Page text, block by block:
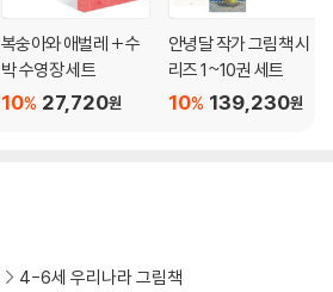
복숭아와 애벌레 + 수
박 수영장 세트
27,720원
10%
안녕달 작가 그림책 시
리즈 1~10권 세트
139,230원
10%
4-6세 우리나라 그림책